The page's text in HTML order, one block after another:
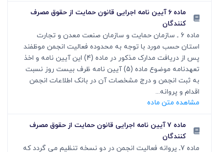
ماده ۶ آیین نامه اجرایی قانون حمایت از حقوق مصرف
کنندگان
ماده 6 ـ سازمان حمایت و سازمان صنعت معدن و تجارت
استان حسب مورد با توجه به محدوده فعالیت انجمن موظفند
پس از دریافت مدارک مذکور در ماده (4) این آیین نامه و اخذ
تعهدنامه موضوع ماده (5) آیین نامه ظرف بیست روز نسبت
به ثبت انجمن و درج مشخصات آن در بانک اطلاعات انجمن
اقدام و پروانه...
مشاهده متن ماده
ماده ۷ آیین نامه اجرایی قانون حمایت از حقوق مصرف
کنندگان
ماده 7ـ پروانه فعالیت انجمن در دو نسخه تنظیم می گردد که